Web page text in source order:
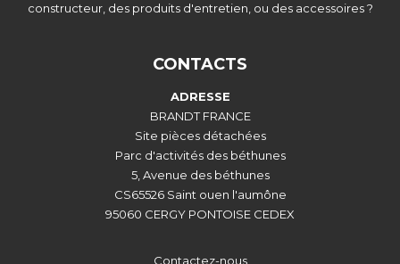
constructeur, des produits d'entretien, ou des accessoires ?
CONTACTS
ADRESSE
BRANDT FRANCE
Site pièces détachées
Parc d'activités des béthunes
5, Avenue des béthunes
CS65526 Saint ouen l'aumône
95060 CERGY PONTOISE CEDEX
Contactez-nous